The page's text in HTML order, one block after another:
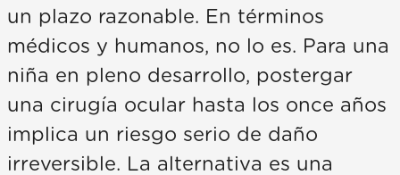
un plazo razonable. En términos
médicos y humanos, no lo es. Para una
niña en pleno desarrollo, postergar
una cirugía ocular hasta los once años
implica un riesgo serio de daño
irreversible. La alternativa es una